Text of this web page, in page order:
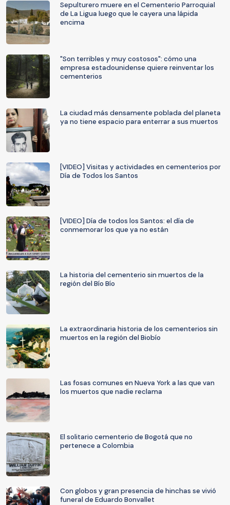
Sepulturero muere en el Cementerio Parroquial
de La Ligua luego que le cayera una lápida
encima
"Son terribles y muy costosos": cómo una
empresa estadounidense quiere reinventar los
cementerios
La ciudad más densamente poblada del planeta
ya no tiene espacio para enterrar a sus muertos
[VIDEO] Visitas y actividades en cementerios por
Día de Todos los Santos
[VIDEO] Día de todos los Santos: el día de
conmemorar los que ya no están
La historia del cementerio sin muertos de la
región del Bío Bío
La extraordinaria historia de los cementerios sin
muertos en la región del Biobío
Las fosas comunes en Nueva York a las que van
los muertos que nadie reclama
El solitario cementerio de Bogotá que no
pertenece a Colombia
Con globos y gran presencia de hinchas se vivió
funeral de Eduardo Bonvallet